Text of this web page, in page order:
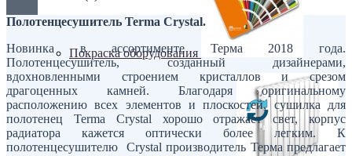
Покраска оборудования
Полотенцесушитель Terma Crystal.
Новинка в ассортименте Терма 2018 года.
Полотенцесушитель, созданный дизайнерами,
вдохновленными строением кристаллов и срезом
драгоценных камней. Благодаря оригинальному
расположению всех элементов и плоскостей, сушилка для
полотенец Terma Crystal хорошо отражает свет, корпус
радиатора кажется оптически более легким. К
полотенцесушителю Crystal производитель Терма предлагает